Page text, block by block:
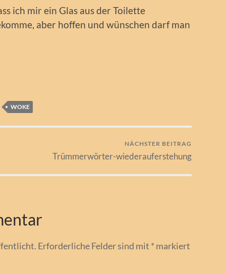
ich mir ein Glas aus der Toilette
aber hoffen und wünschen darf man
WOKE
NÄCHSTER BEITRAG
Trümmerwörter-wiederauferstehung
Erforderliche Felder sind mit * markiert